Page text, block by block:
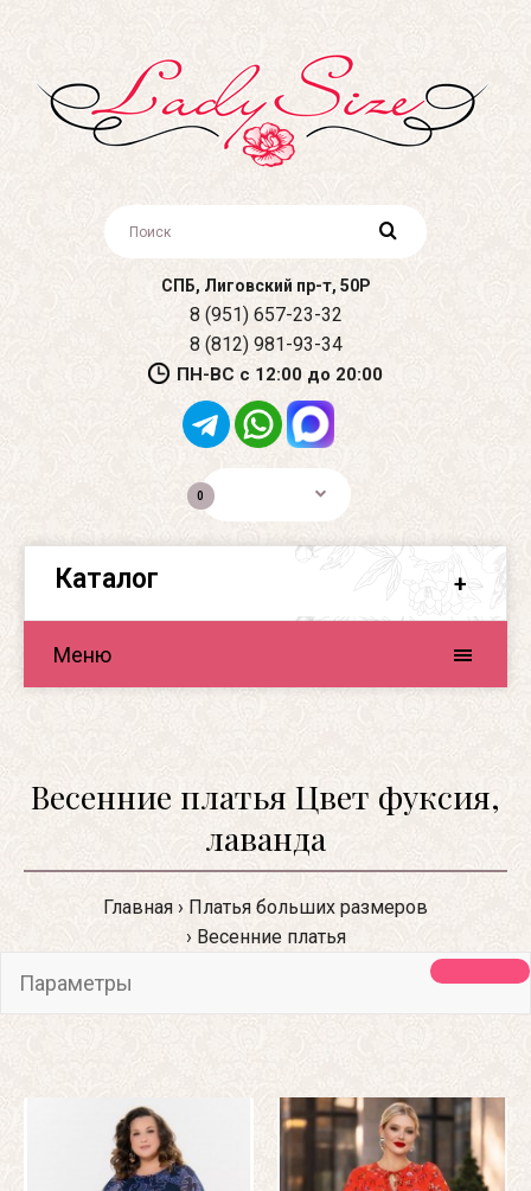
СПБ, Лиговский пр-т, 50Р
8 (951) 657-23-32
8 (812) 981-93-34
ПН-ВС с 12:00 до 20:00
0
Каталог
Меню
Весенние платья Цвет фуксия,
лаванда
Главная
Платья больших размеров
Весенние платья
Параметры